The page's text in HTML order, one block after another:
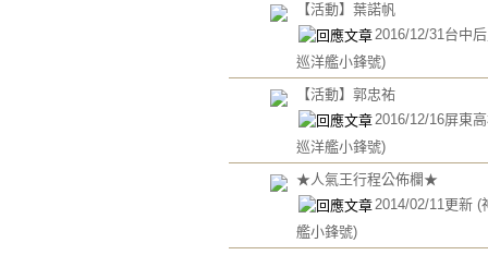
【活動】葉諾帆
2016/12/31台中
巡洋艦小鋒號)
【活動】郭忠祐
2016/12/16屏東
巡洋艦小鋒號)
★人氣王行程公佈欄★
2014/02/11更新 (
艦小鋒號)